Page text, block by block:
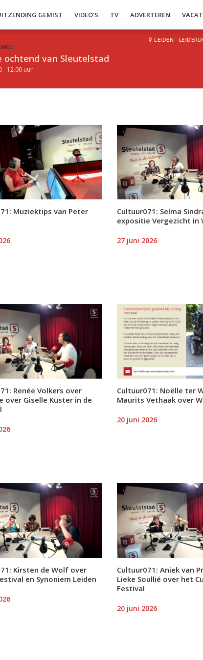
GEMIST VIDEO’S TV ADVERTEREN
ochtend van Sleutelstad
- 12.00 uur
LEIDEN ·
Muziektips van Peter
Cultuur071: Selma
expositie Vergezicht in
27 juni 2026
Renée Volkers over
over Giselle Kuster in de
Cultuur071: Noëlle ter
Maurits Vethaak over
20 juni 2026
Kirsten de Wolf over
en Synoniem Leiden
Cultuur071: Aniek van
Lieke Soullié over het
Festival
20 juni 2026